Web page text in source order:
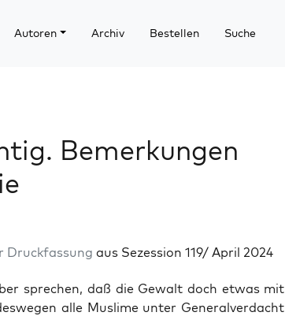
Autoren Archiv Bestellen Suche
Bemerkungen
Druckfassung aus Sezession 119/ April 2024
spre­chen, daß die Gewalt doch etwas mit
alle Mus­li­me unter Gene­ral­ver­dacht